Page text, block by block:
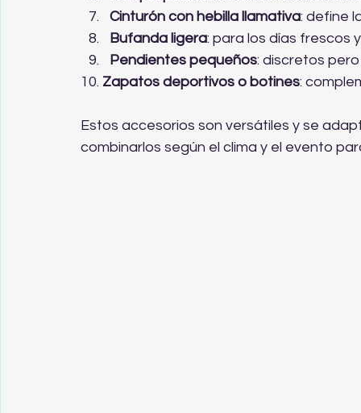
Cinturón con hebilla llamativa: define
Bufanda ligera: para los días frescos
Pendientes pequeños: discretos
10. Zapatos deportivos o botines:
Estos accesorios son versátiles y se
combinarlos según el clima y el evento